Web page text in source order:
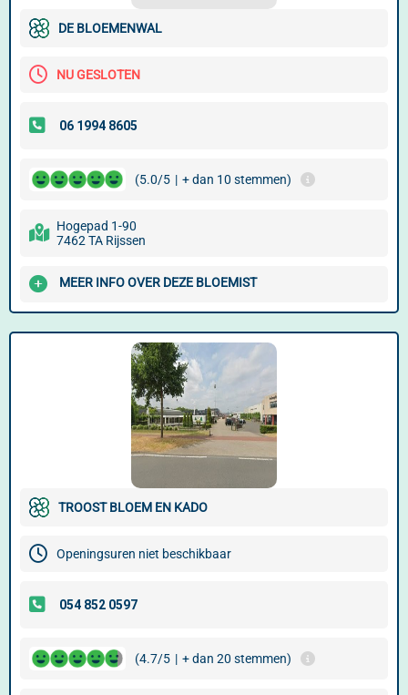
DE BLOEMENWAL
NU GESLOTEN
(5.0/5 | + dan 10 stemmen)
Hogepad 1-90
7462 TA Rijssen
MEER INFO OVER DEZE BLOEMIST
TROOST BLOEM EN KADO
Openingsuren niet beschikbaar
(4.7/5 | + dan 20 stemmen)